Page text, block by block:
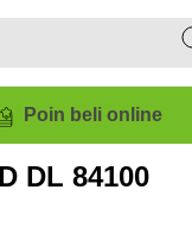
Poin beli online
DL 84100